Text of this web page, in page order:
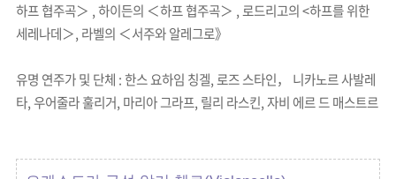
하프 협주곡＞ , 하이든의 ＜하프 협주곡＞ , 로드리고의 <하프를 위한
세레나데＞, 라벨의 ＜서주와 알레그로》
유명 연주가 및 단체 : 한스 요하임 칭겔, 로즈 스타인， 니카노르 사발레
타, 우어줄라 훌리거, 마리아 그라프, 릴리 라스킨, 자비 에르 드 매스트르